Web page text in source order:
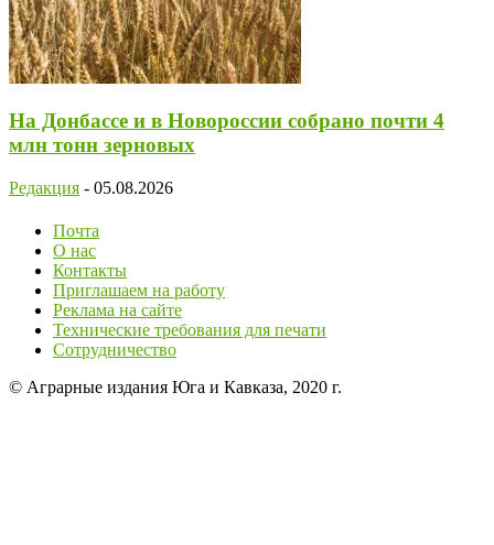
На Донбассе и в Новороссии собрано почти 4
млн тонн зерновых
Редакция - 05.08.2026
Почта
О нас
Контакты
Приглашаем на работу
Реклама на сайте
Технические требования для печати
Сотрудничество
© Аграрные издания Юга и Кавказа, 2020 г.